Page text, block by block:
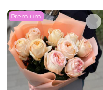
Premium